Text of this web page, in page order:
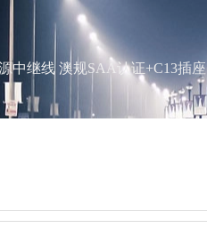
中继线 澳规SAA认证+C13插座